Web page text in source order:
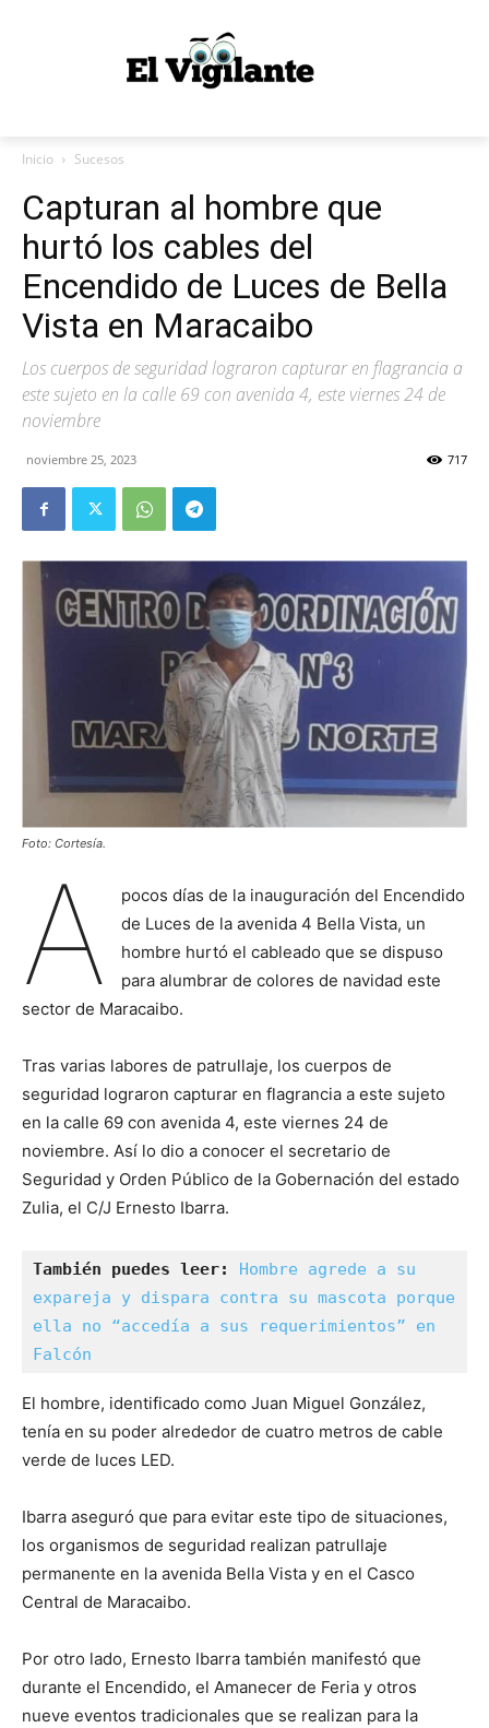
Inicio Sucesos
Capturan al hombre que
hurtó los cables del
Encendido de Luces de Bella
Vista en Maracaibo
Los cuerpos de seguridad lograron capturar en flagrancia a
este sujeto en la calle 69 con avenida 4, este viernes 24 de
noviembre
noviembre 25, 2023 717
Foto: Cortesía.
A
pocos días de la inauguración del Encendido
de Luces de la avenida 4 Bella Vista, un
hombre hurtó el cableado que se dispuso
para alumbrar de colores de navidad este
sector de Maracaibo.
Tras varias labores de patrullaje, los cuerpos de
seguridad lograron capturar en flagrancia a este sujeto
en la calle 69 con avenida 4, este viernes 24 de
noviembre. Así lo dio a conocer el secretario de
Seguridad y Orden Público de la Gobernación del estado
Zulia, el C/J Ernesto Ibarra.
También puedes leer: Hombre agrede a su
expareja y dispara contra su mascota porque
ella no “accedía a sus requerimientos” en
Falcón
El hombre, identificado como Juan Miguel González,
tenía en su poder alrededor de cuatro metros de cable
verde de luces LED.
Ibarra aseguró que para evitar este tipo de situaciones,
los organismos de seguridad realizan patrullaje
permanente en la avenida Bella Vista y en el Casco
Central de Maracaibo.
Por otro lado, Ernesto Ibarra también manifestó que
durante el Encendido, el Amanecer de Feria y otros
nueve eventos tradicionales que se realizan para la